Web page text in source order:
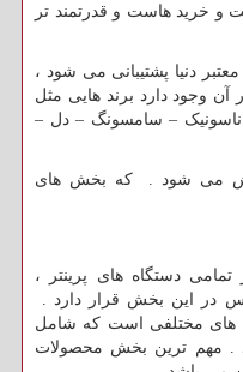
و خرید هاست و قدرتمند تر
دنیا پشتیبانی می شود ،
آن وجود دارد برند هایی مثل
– سامسونگ – دل –
می شود . که بخش های
تمامی دستگاه های پرینتر ،
در این بخش قرار دارد .
های مختلفی است که شامل
. مهم ترین بخش محصولات